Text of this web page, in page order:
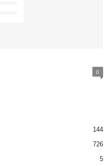
0
144
726
5